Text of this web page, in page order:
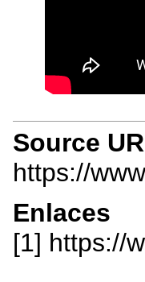
Source
https://
Enlaces
[1] https://